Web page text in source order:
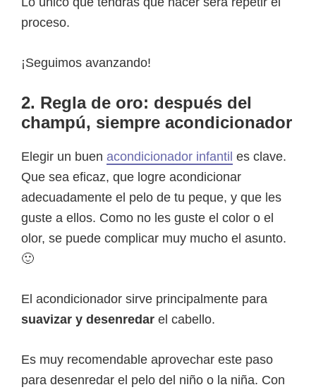
proceso.
¡Seguimos avanzando!
2. Regla de oro: después del
champú, siempre acondicionador
Elegir un buen acondicionador infantil es clave.
Que sea eficaz, que logre acondicionar
adecuadamente el pelo de tu peque, y que les
guste a ellos. Como no les guste el color o el
olor, se puede complicar muy mucho el asunto.
🙂
El acondicionador sirve principalmente para
suavizar y desenredar el cabello.
Es muy recomendable aprovechar este paso
para desenredar el pelo del niño o la niña. Con